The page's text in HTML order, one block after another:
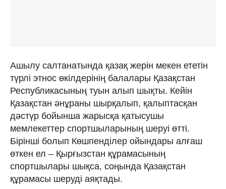
Ашылу салтанатында қазақ жерін мекен ететін
түрлі этнос өкілдерінің балалары Қазақстан
Республикасының туын алып шықты. Кейін
Қазақстан әнұраны шырқалып, қалыптасқан
дәстүр бойынша жарысқа қатысушы
мемлекеттер спортшыларының шеруі өтті.
Бірінші болып Көшпенділер ойындары алғаш
өткен ел – Қырғызстан құрамасының
спортшылары шықса, соңында Қазақстан
құрамасы шеруді аяқтады.